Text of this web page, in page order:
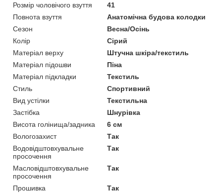
Розмір чоловічого взуття
41
Повнота взуття
Анатомічна будова колодки
Сезон
Весна/Осінь
Колір
Сірий
Матеріал верху
Штучна шкіра/текстиль
Матеріал підошви
Піна
Матеріал підкладки
Текстиль
Стиль
Спортивний
Вид устілки
Текстильна
Застібка
Шнурівка
Висота голінища/задника
6 см
Вологозахист
Так
Водовідштовхувальне
просочення
Так
Масловідштовхувальне
просочення
Так
Прошивка
Так